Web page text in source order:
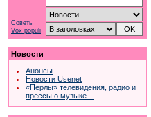
Советы
Vox populi
Новости
Анонсы
Новости Usenet
«Перлы» телевидения, радио и
прессы о музыке…